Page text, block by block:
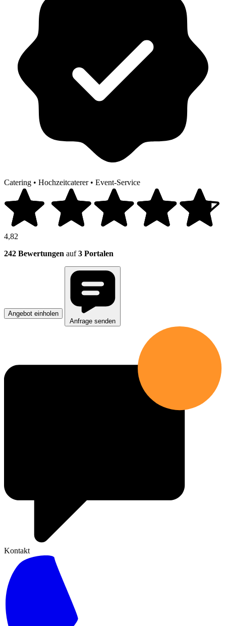
Catering • Hochzeitcaterer • Event-Service
4,82
242 Bewertungen auf3 Portalen
Angebot einholen
Anfrage senden
Kontakt